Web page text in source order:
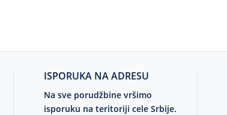
ISPORUKA NA ADRESU
Na sve porudžbine vršimo
isporuku na teritoriji cele Srbije.